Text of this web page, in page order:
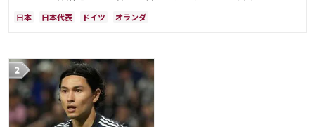
難しかった」
日本 日本代表 ドイツ オランダ